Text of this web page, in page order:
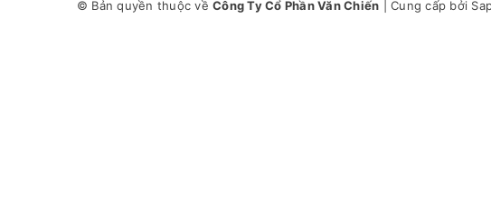
© Bản quyền thuộc về Công Ty Cổ Phần Văn Chiến Cung cấp bởi